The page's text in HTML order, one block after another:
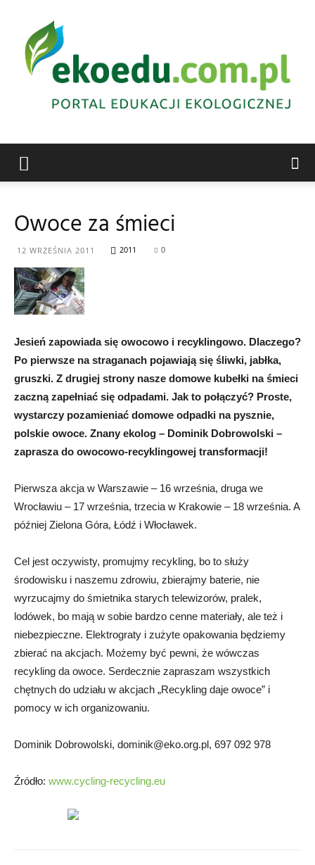
Owoce za śmieci
12 WRZEŚNIA 2011 2011 0
Jesień zapowiada się owocowo i recyklingowo. Dlaczego?
Po pierwsze na straganach pojawiają się śliwki, jabłka,
gruszki. Z drugiej strony nasze domowe kubełki na śmieci
zaczną zapełniać się odpadami. Jak to połączyć? Proste,
wystarczy pozamieniać domowe odpadki na pysznie,
polskie owoce. Znany ekolog – Dominik Dobrowolski –
zaprasza do owocowo-recyklingowej transformacji!
Pierwsza akcja w Warszawie – 16 września, druga we
Wrocławiu – 17 września, trzecia w Krakowie – 18 września. A
później Zielona Góra, Łódź i Włocławek.
Cel jest oczywisty, promujmy recykling, bo to służy
środowisku i naszemu zdrowiu, zbierajmy baterie, nie
wyrzucajmy do śmietnika starych telewizorów, pralek,
lodówek, bo mają w sobie bardzo cenne materiały, ale też i
niebezpieczne. Elektrograty i zużyte opakowania będziemy
zbierać na akcjach. Możemy być pewni, że wówczas
recykling da owoce. Serdecznie zapraszam wszystkich
chętnych do udziału w akcjach „Recykling daje owoce” i
pomocy w ich organizowaniu.
Dominik Dobrowolski, dominik@eko.org.pl, 697 092 978
Źródło: www.cycling-recycling.eu